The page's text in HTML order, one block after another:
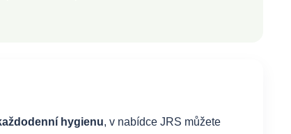
hygienu, v nabídce JRS můžete